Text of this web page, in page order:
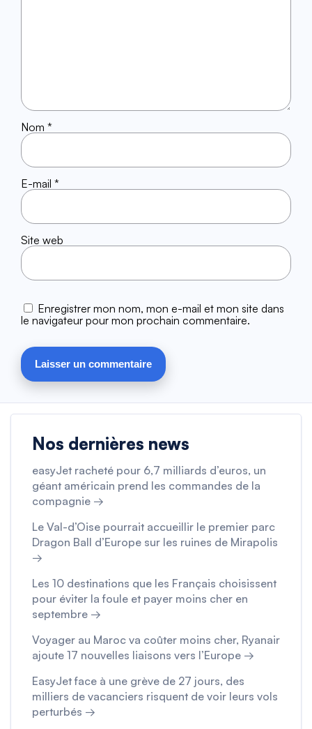
Nom *
E-mail *
Site web
Enregistrer mon nom, mon e-mail et mon site dans
le navigateur pour mon prochain commentaire.
Nos dernières news
easyJet racheté pour 6,7 milliards d’euros, un
géant américain prend les commandes de la
compagnie →
Le Val-d’Oise pourrait accueillir le premier parc
Dragon Ball d’Europe sur les ruines de Mirapolis
→
Les 10 destinations que les Français choisissent
pour éviter la foule et payer moins cher en
septembre →
Voyager au Maroc va coûter moins cher, Ryanair
ajoute 17 nouvelles liaisons vers l’Europe →
EasyJet face à une grève de 27 jours, des
milliers de vacanciers risquent de voir leurs vols
perturbés →